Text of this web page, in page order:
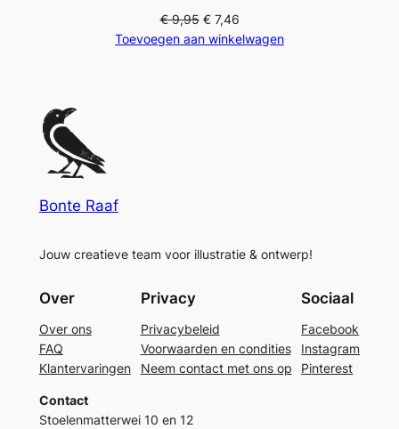
€9,95 €7,46
Toevoegen aan winkelwagen
Bonte Raaf
Jouw creatieve team voor illustratie & ontwerp!
Over
Over ons
FAQ
Klantervaringen
Privacy
Privacybeleid
Voorwaarden en condities
Neem contact met ons op
Sociaal
Facebook
Instagram
Pinterest
Contact
Stoelenmatterwei 10 en 12